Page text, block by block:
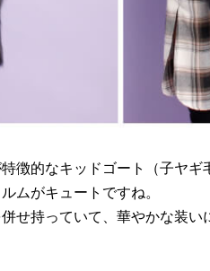
徴的なキッドゴート（子ヤ
ムがキュートですね。
せ持っていて、華やかな装い